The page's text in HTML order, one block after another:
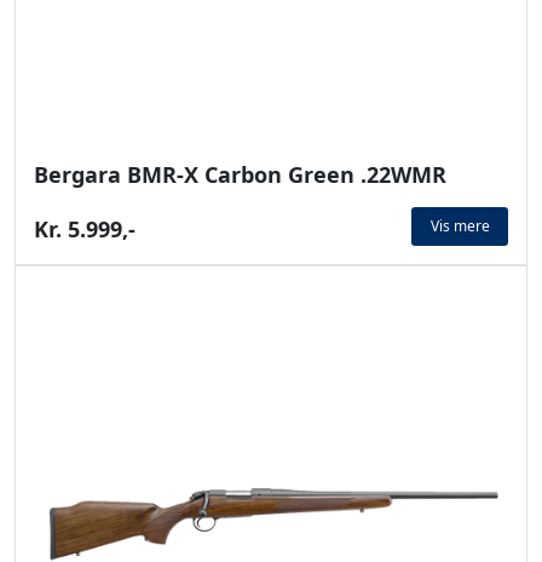
Bergara BMR-X Carbon Green .22WMR
Kr. 5.999,-
Vis mere